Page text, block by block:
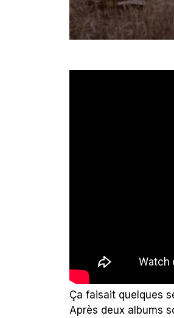
Ça faisait quelques
Après deux albums